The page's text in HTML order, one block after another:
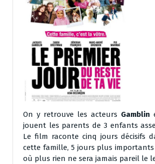
On y retrouve les acteurs Gamblin
jouent les parents de 3 enfants
Le film raconte cinq jours décisifs
cette famille, 5 jours plus importants
où plus rien ne sera jamais pareil le